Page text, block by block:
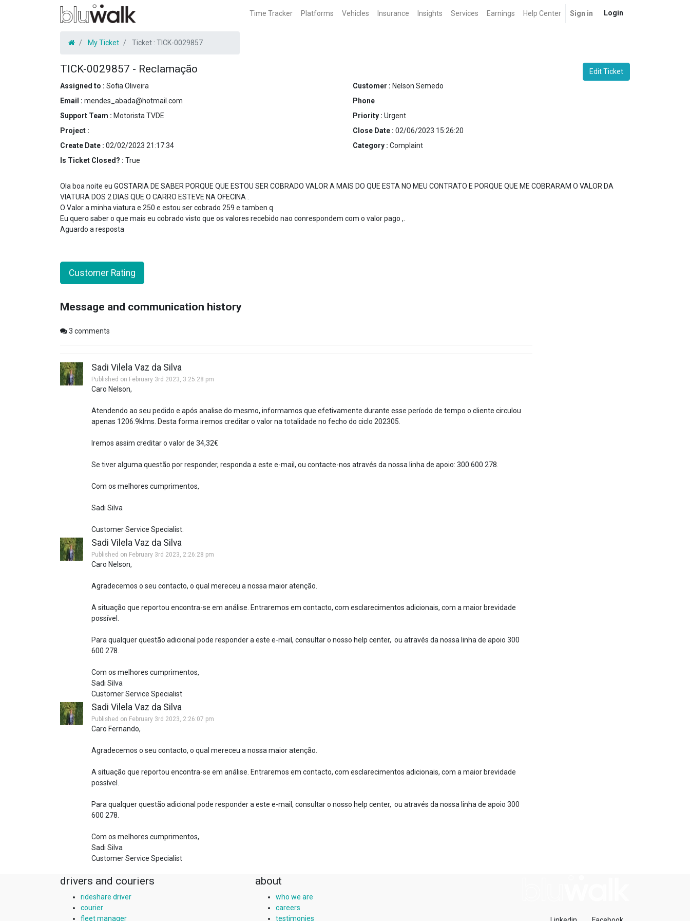
Time Tracker Platforms Vehicles Insurance Insights Services Earnings Help Center Sign in Login
My Ticket Ticket : TICK-0029857
TICK-0029857 - Reclamação
Edit Ticket
Assigned to : Sofia Oliveira
Email : mendes_abada@hotmail.com
Support Team : Motorista TVDE
Project :
Create Date : 02/02/2023 21:17:34
Is Ticket Closed? : True
Customer : Nelson Semedo
Phone
Priority : Urgent
Close Date : 02/06/2023 15:26:20
Category : Complaint
Ola boa noite eu GOSTARIA DE SABER PORQUE QUE ESTOU SER COBRADO VALOR A MAIS DO QUE ESTA NO MEU CONTRATO E PORQUE QUE ME COBRARAM O VALOR DA
VIATURA DOS 2 DIAS QUE O CARRO ESTEVE NA OFECINA .
O Valor a minha viatura e 250 e estou ser cobrado 259 e tamben q
Eu quero saber o que mais eu cobrado visto que os valores recebido nao conrespondem com o valor pago ,.
Aguardo a resposta
Customer Rating
Message and communication history
3 comments
Sadi Vilela Vaz da Silva
Published on February 3rd 2023, 3:25:28 pm
Caro Nelson,
Atendendo ao seu pedido e após analise do mesmo, informamos que efetivamente durante esse período de tempo o cliente circulou
apenas 1206.9klms. Desta forma iremos creditar o valor na totalidade no fecho do ciclo 202305.
Iremos assim creditar o valor de 34,32€
Se tiver alguma questão por responder, responda a este e-mail, ou contacte-nos através da nossa linha de apoio: 300 600 278.
Com os melhores cumprimentos,
Sadi Silva
Customer Service Specialist.
Sadi Vilela Vaz da Silva
Published on February 3rd 2023, 2:26:28 pm
Caro Nelson,
Agradecemos o seu contacto, o qual mereceu a nossa maior atenção.
A situação que reportou encontra-se em análise. Entraremos em contacto, com esclarecimentos adicionais, com a maior brevidade
possível.
Para qualquer questão adicional pode responder a este e-mail, consultar o nosso help center, ou através da nossa linha de apoio 300
600 278.
Com os melhores cumprimentos,
Sadi Silva
Customer Service Specialist
Sadi Vilela Vaz da Silva
Published on February 3rd 2023, 2:26:07 pm
Caro Fernando,
Agradecemos o seu contacto, o qual mereceu a nossa maior atenção.
A situação que reportou encontra-se em análise. Entraremos em contacto, com esclarecimentos adicionais, com a maior brevidade
possível.
Para qualquer questão adicional pode responder a este e-mail, consultar o nosso help center, ou através da nossa linha de apoio 300
600 278.
Com os melhores cumprimentos,
Sadi Silva
Customer Service Specialist
drivers and couriers
rideshare driver
courier
fleet manager
about
who we are
careers
testimonies